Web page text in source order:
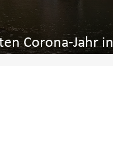
Corona-Jahr in